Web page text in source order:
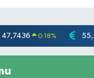
47,7436 0.18%